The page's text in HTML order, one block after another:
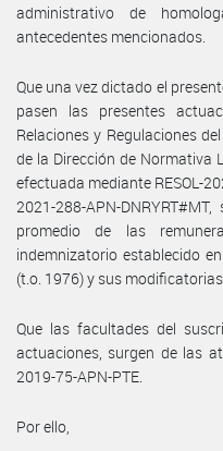
administrativo de
antecedentes mencionados.
Que una vez dictado el
pasen las presentes
Relaciones y Regulaciones
de la Dirección de Normativa
efectuada mediante RESOL-
2021-288-APN-
promedio de las
indemnizatorio establecido
(t.o. 1976) y sus modificatorias.
Que las facultades del
actuaciones, surgen de las
2019-75-APN-PTE.
Por ello,